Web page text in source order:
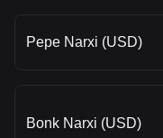
Pepe Narxi (USD)
Bonk Narxi (USD)